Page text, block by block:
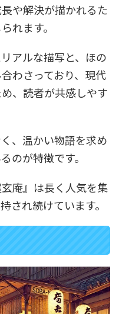
や解決が描かれるた
れます。
アルな描写と、ほの
わさっており、現代
、読者が共感しやす
、温かい物語を求め
のが特徴です。
庵』は長く人気を集
され続けています。